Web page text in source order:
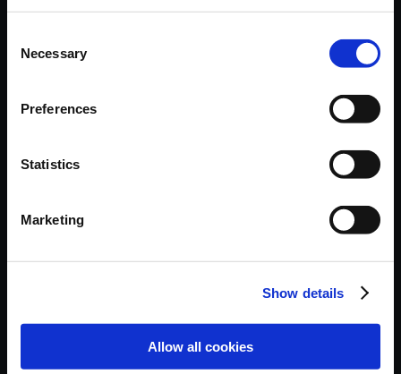
Selection
Necessary
Preferences
Statistics
Marketing
Show details
Allow all cookies
150円
【単曲】モンスタ